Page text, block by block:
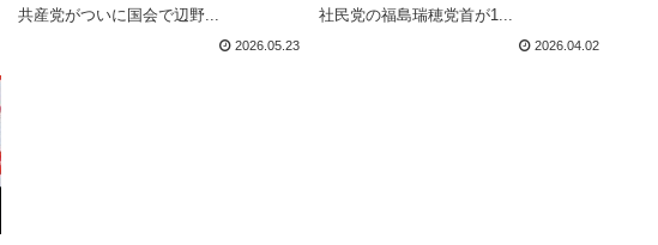
は介入するな！」吉良よし子
がなぜか偉そうに大臣を詰め
共産党がついに国会で辺野...
2026.05.23
コメント拒否【KSL-Live!】
社民党の福島瑞穂党首が1...
2026.04.02